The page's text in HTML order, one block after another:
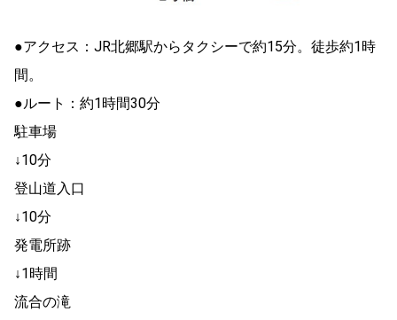
●アクセス：JR北郷駅からタクシーで約15分。徒歩約1時
間。
●ルート：約1時間30分
駐車場
↓10分
登山道入口
↓10分
発電所跡
↓1時間
流合の滝